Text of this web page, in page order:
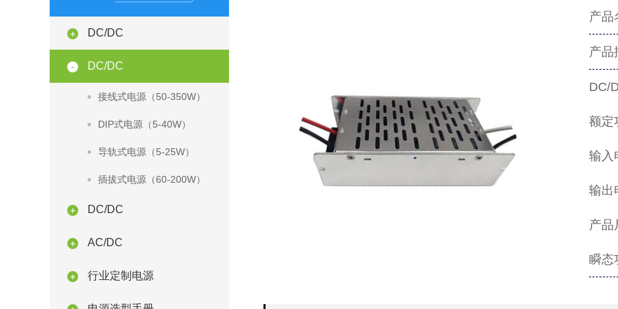
DC/DC
DC/DC
接线式电源（50-350W）
DIP式电源（5-40W）
导轨式电源（5-25W）
插拔式电源（60-200W）
DC/DC
AC/DC
行业定制电源
产品
产品
DC/
额定
输入
输出
产品
瞬态